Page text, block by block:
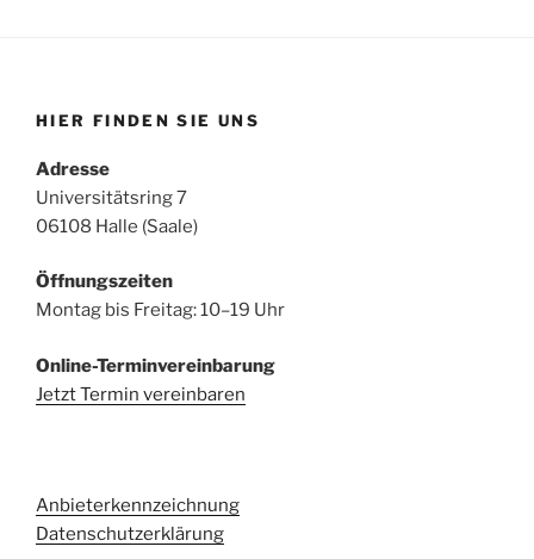
HIER FINDEN SIE UNS
Adresse
Universitätsring 7
06108 Halle (Saale)
Öffnungszeiten
Montag bis Freitag: 10–19 Uhr
Online-Terminvereinbarung
Jetzt Termin vereinbaren
Anbieterkennzeichnung
Datenschutzerklärung